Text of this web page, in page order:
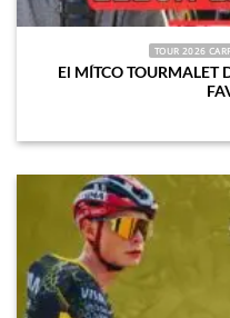
TOUR 2026
El MÍTCO TOURMALET